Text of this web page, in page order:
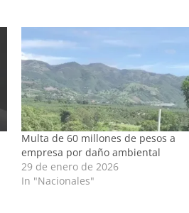
Multa de 60 millones de pesos a
empresa por daño ambiental
29 de enero de 2026
In "Nacionales"